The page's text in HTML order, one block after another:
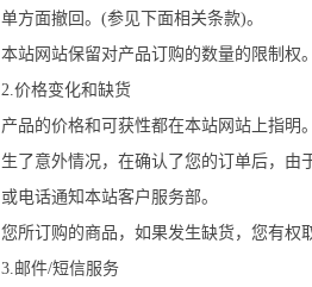
单方面撤回。(参见下面相关条款)。
本站网站保留对产品订购的数量的限制权
2.价格变化和缺货
产品的价格和可获性都在本站网站上指明
生了意外情况，在确认了您的订单后，由
或电话通知本站客户服务部。
您所订购的商品，如果发生缺货，您有权
3.邮件/短信服务